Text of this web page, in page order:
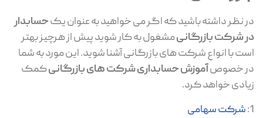
در نظر داشته باشید که اگر می خواهید به عنوان یکحسابدار
در شرکت بازرگانیمشغول به کار شوید پیش از هرچیز بهتر
است با انواع شرکت های بازرگانی آشنا شوید. این مورد به شما
در خصوصآموزش حسابداری شرکت های بازرگانیکمک
زیادی خواهد کرد.
1: شرکت سهامی